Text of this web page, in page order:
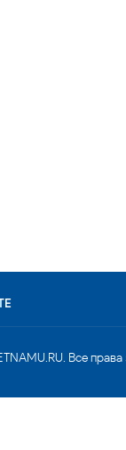
Все